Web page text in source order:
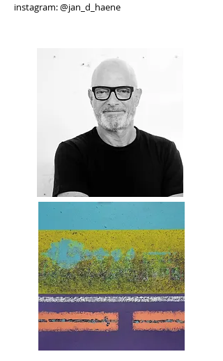
instagram: @jan_d_haene